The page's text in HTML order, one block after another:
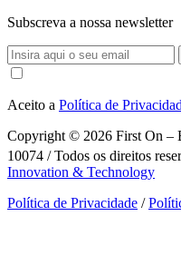
Subscreva a nossa newsletter
Aceito a Política de
Copyright © 2026 First On –
10074 / Todos os direitos
Innovation & Technology
Política de Privacidade /